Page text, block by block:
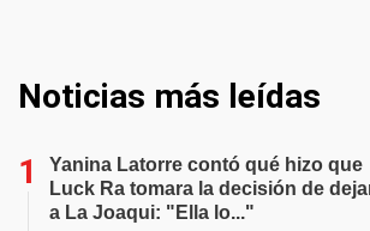
Noticias más leídas
Yanina Latorre contó qué hizo que
Luck Ra tomara la decisión de
a La Joaqui: "Ella lo..."